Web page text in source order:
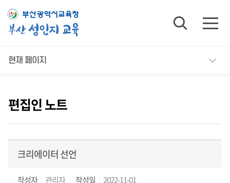
현재 페이지
편집인 노트
크리에이터 선언
작성자 관리자 작성일 2022-11-01